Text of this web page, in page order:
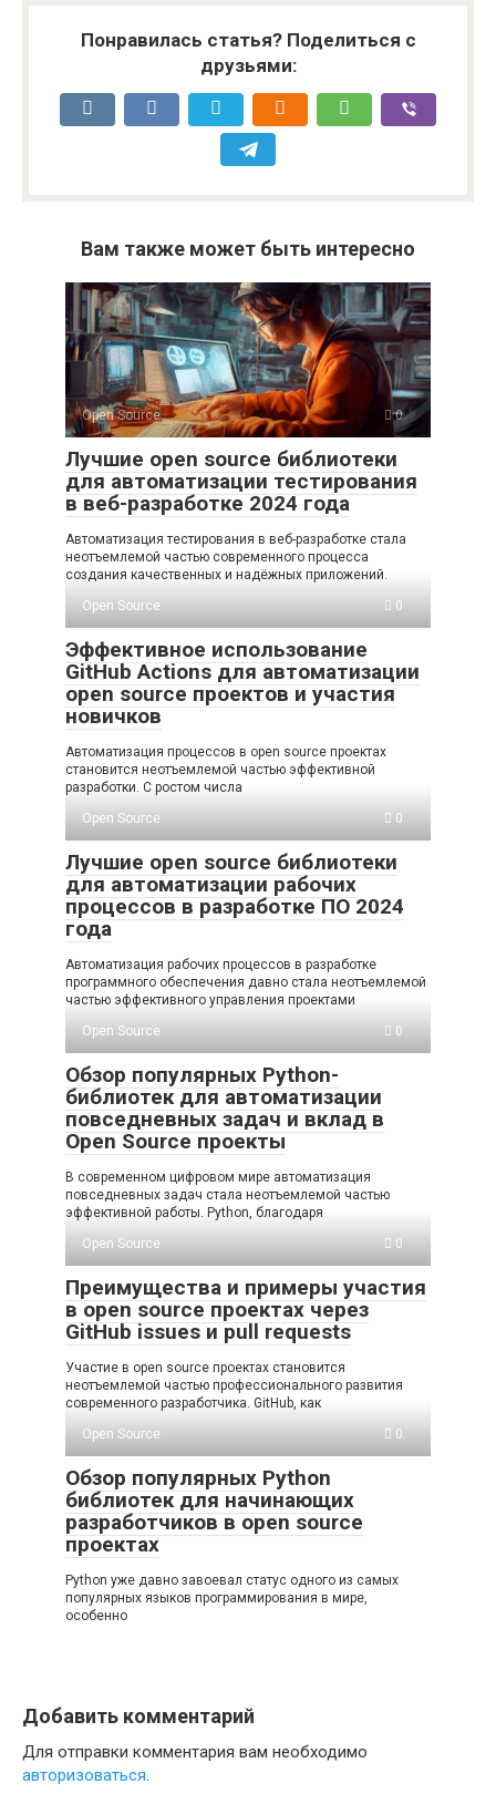
Понравилась статья? Поделиться с
друзьями:
Вам также может быть интересно
Open Source 0
Лучшие open source библиотеки
для автоматизации тестирования
в веб-разработке 2024 года
Автоматизация тестирования в веб-разработке стала
неотъемлемой частью современного процесса
создания качественных и надёжных приложений.
Open Source
0
Эффективное использование
GitHub Actions для автоматизации
open source проектов и участия
новичков
Автоматизация процессов в open source проектах
становится неотъемлемой частью эффективной
разработки. С ростом числа
Open Source
0
Лучшие open source библиотеки
для автоматизации рабочих
процессов в разработке ПО 2024
года
Автоматизация рабочих процессов в разработке
программного обеспечения давно стала неотъемлемой
частью эффективного управления проектами
Open Source
0
Обзор популярных Python-
библиотек для автоматизации
повседневных задач и вклад в
Open Source проекты
В современном цифровом мире автоматизация
повседневных задач стала неотъемлемой частью
эффективной работы. Python, благодаря
Open Source
0
Преимущества и примеры участия
в open source проектах через
GitHub issues и pull requests
Участие в open source проектах становится
неотъемлемой частью профессионального развития
современного разработчика. GitHub, как
Open Source
0
Обзор популярных Python
библиотек для начинающих
разработчиков в open source
проектах
Python уже давно завоевал статус одного из самых
популярных языков программирования в мире,
особенно
Добавить комментарий
Для отправки комментария вам необходимо
авторизоваться